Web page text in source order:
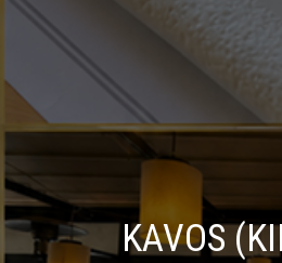
KAVOS